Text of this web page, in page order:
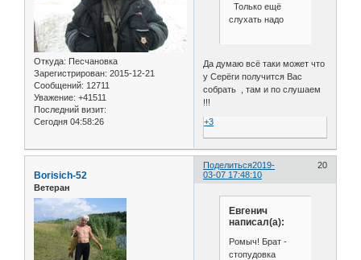
Откуда: Песчановка
Зарегистрирован: 2015-12-21
Сообщений: 12711
Уважение: +41511
Последний визит:
Сегодня 04:58:26
Только ещё
слухать надо
Да думаю всё таки может что
у Серёги получится Вас
собрать , там и по слушаем
!!!
+3
Поделиться 20
2019-
03-07 17:48:10
Borisich-52
Ветеран
Евгенич
написал(а):
Ромыч! Брат -
стопудовка